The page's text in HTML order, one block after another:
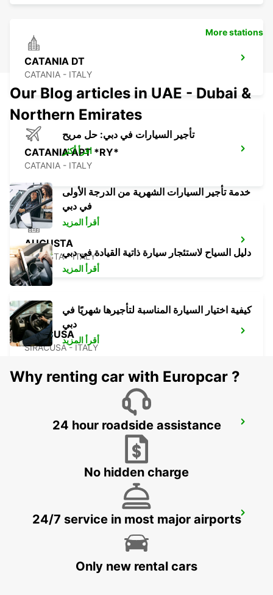
CATANIA DT
CATANIA - ITALY
CATANIA APT *RY*
CATANIA - ITALY
AUGUSTA
AUGUSTA - ITALY
SIRACUSA
SIRACUSA - ITALY
TAL-BALAL NAXXAR
LAMEZIA APT
More stations
Our Blog articles in UAE - Dubai &
Northern Emirates
تأجير السيارات في دبي: حل مريح
اقرأ أكثر
خدمة تأجير السيارات الشهرية من الدرجة الأولى
في دبي
أقرأ المزيد
دليل السياح لاستئجار سيارة ذاتية القيادة في دبي
أقرأ المزيد
كيفية اختيار السيارة المناسبة لتأجيرها شهريًا في
دبي
أقرأ المزيد
Why renting car with Europcar ?
24 hour roadside assistance
No hidden charge
24/7 service in most major airports
Only new rental cars